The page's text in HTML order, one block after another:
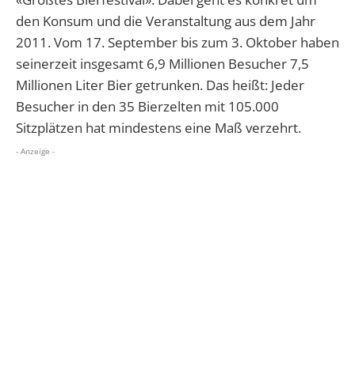
den Konsum und die Veranstaltung aus dem Jahr
2011. Vom 17. September bis zum 3. Oktober haben
seinerzeit insgesamt 6,9 Millionen Besucher 7,5
Millionen Liter Bier getrunken. Das heißt: Jeder
Besucher in den 35 Bierzelten mit 105.000
Sitzplätzen hat mindestens eine Maß verzehrt.
- Anzeige -